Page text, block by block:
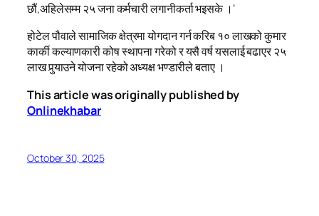
छौं,अहिलेसम्म २५ जना कर्मचारी लगानीकर्ता भइसके ।’
होटेल पौवाले सामाजिक क्षेत्रमा योगदान गर्न करिब १० लाखको कुमार
कार्की कल्याणकारी कोष स्थापना गरेको र यसै वर्ष यसलाई बढाएर २५
लाख पुर्‍याउने योजना रहेको अध्यक्ष भण्डारीले बताए ।
This article was originally published by
Onlinekhabar
October 30, 2025